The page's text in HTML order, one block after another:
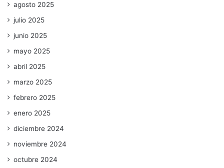
agosto 2025
julio 2025
junio 2025
mayo 2025
abril 2025
marzo 2025
febrero 2025
enero 2025
diciembre 2024
noviembre 2024
octubre 2024